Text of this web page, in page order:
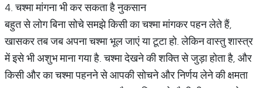
4. चश्मा मांगना भी कर सकता है नुकसान
बहुत से लोग बिना सोचे समझे किसी का चश्मा मांगकर पहन लेते हैं,
खासकर तब जब अपना चश्मा भूल जाएं या टूटा हो. लेकिन वास्तु शास्त्र
में इसे भी अशुभ माना गया है. चश्मा देखने की शक्ति से जुड़ा होता है, और
किसी और का चश्मा पहनने से आपकी सोचने और निर्णय लेने की क्षमता